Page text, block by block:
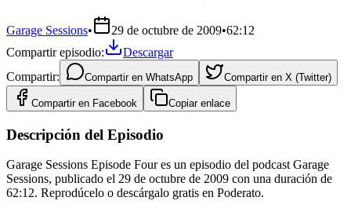
Garage Sessions• 29 de octubre de 2009•62:12
Compartir episodio:
Descargar
Compartir:
Compartir en WhatsApp Compartir en X (Twitter)
Compartir en Facebook Copiar enlace
Descripción del Episodio
Garage Sessions Episode Four es un episodio del podcast Garage
Sessions, publicado el 29 de octubre de 2009 con una duración de
62:12. Reprodúcelo o descárgalo gratis en Poderato.